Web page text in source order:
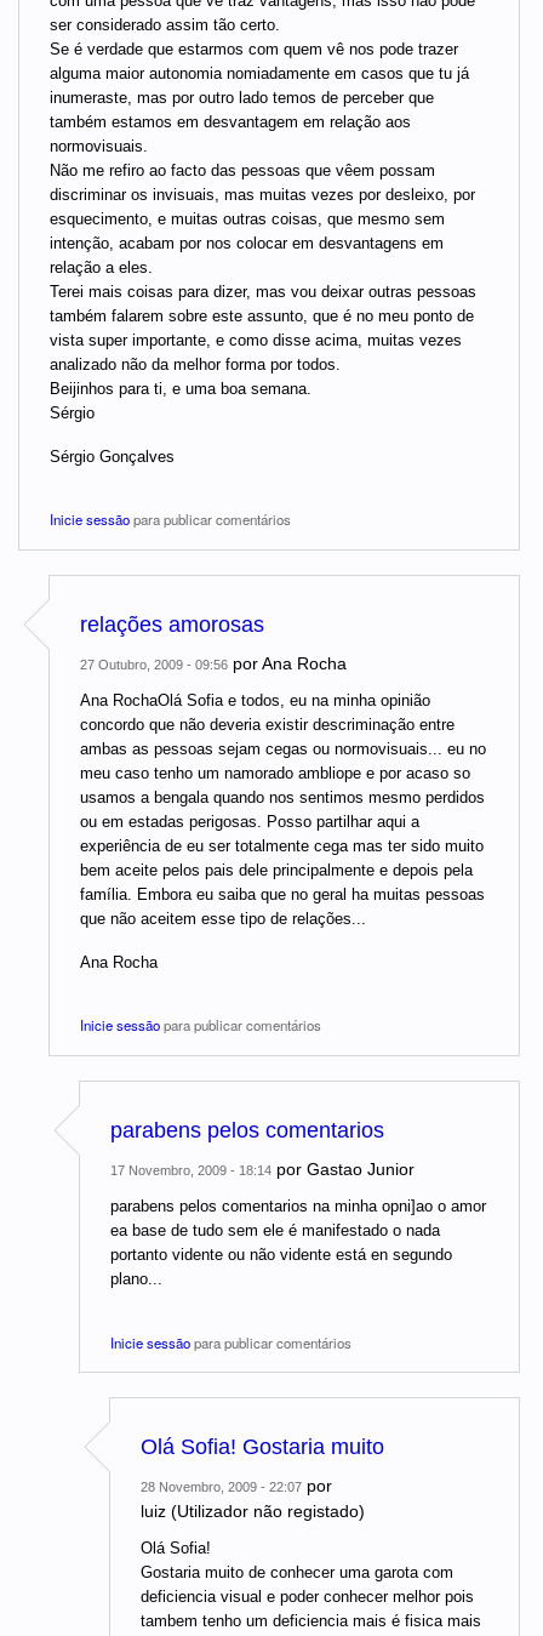
ser considerado assim tão certo.
Se é verdade que estarmos com quem vê nos pode trazer
alguma maior autonomia nomiadamente em casos que tu já
inumeraste, mas por outro lado temos de perceber que
também estamos em desvantagem em relação aos
normovisuais.
Não me refiro ao facto das pessoas que vêem possam
discriminar os invisuais, mas muitas vezes por desleixo, por
esquecimento, e muitas outras coisas, que mesmo sem
intenção, acabam por nos colocar em desvantagens em
relação a eles.
Terei mais coisas para dizer, mas vou deixar outras pessoas
também falarem sobre este assunto, que é no meu ponto de
vista super importante, e como disse acima, muitas vezes
analizado não da melhor forma por todos.
Beijinhos para ti, e uma boa semana.
Sérgio
Sérgio Gonçalves
Inicie sessãopara publicar comentários
relações amorosas
27 Outubro, 2009 - 09:56 porAna Rocha
Ana RochaOlá Sofia e todos, eu na minha opinião
concordo que não deveria existir descriminação entre
ambas as pessoas sejam cegas ou normovisuais... eu no
meu caso tenho um namorado ambliope e por acaso so
usamos a bengala quando nos sentimos mesmo perdidos
ou em estadas perigosas. Posso partilhar aqui a
experiência de eu ser totalmente cega mas ter sido muito
bem aceite pelos pais dele principalmente e depois pela
família. Embora eu saiba que no geral ha muitas pessoas
que não aceitem esse tipo de relações...
Ana Rocha
Inicie sessãopara publicar comentários
parabens pelos comentarios
17 Novembro, 2009 - 18:14 por Gastao Junior
parabens pelos comentarios na minha opni]ao o amor
ea base de tudo sem ele é manifestado o nada
portanto vidente ou não vidente está en segundo
plano...
Inicie sessãopara publicar comentários
Olá Sofia! Gostaria muito
28 Novembro, 2009 - 22:07 por
luiz (Utilizador não registado)
Olá Sofia!
Gostaria muito de conhecer uma garota com
deficiencia visual e poder conhecer melhor pois
tambem tenho um deficiencia mais é fisica mais